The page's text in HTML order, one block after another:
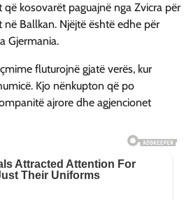
kosovarët paguajnë nga Zvicra për
në Ballkan. Njëjtë është edhe për
Gjermania.
fluturojnë gjatë verës, kur
Kjo nënkupton që po
ajrore dhe agjencionet